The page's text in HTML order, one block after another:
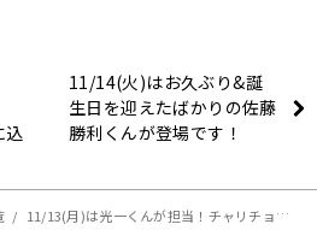
込
11/14(火)はお久ぶり&誕
生日を迎えたばかりの佐藤
勝利くんが登場です！
11/13(月)は光一くんが担当！チャリチョコ東京公演を終えて最初の放送です！